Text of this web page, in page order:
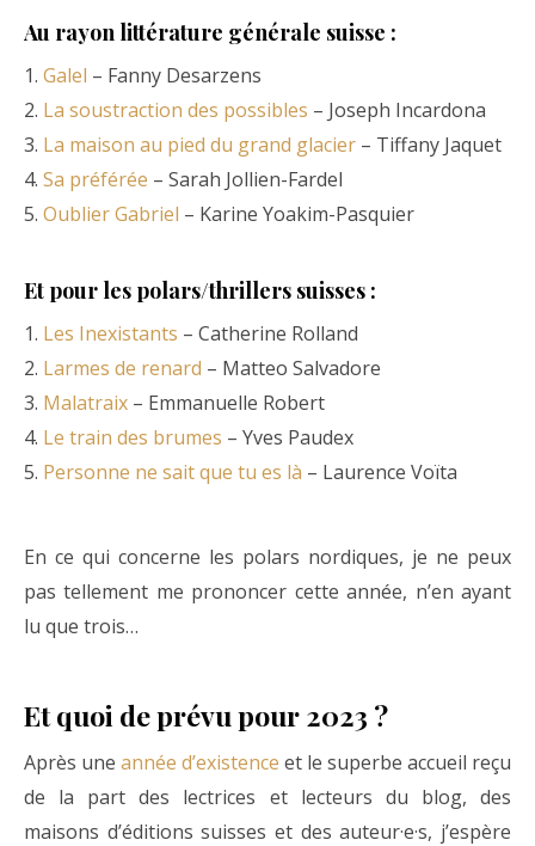
Au rayon littérature générale suisse :
1. Galel – Fanny Desarzens
2. La soustraction des possibles – Joseph Incardona
3. La maison au pied du grand glacier – Tiffany Jaquet
4. Sa préférée – Sarah Jollien-Fardel
5. Oublier Gabriel – Karine Yoakim-Pasquier
Et pour les polars/thrillers suisses :
1. Les Inexistants – Catherine Rolland
2. Larmes de renard – Matteo Salvadore
3. Malatraix – Emmanuelle Robert
4. Le train des brumes – Yves Paudex
5. Personne ne sait que tu es là – Laurence Voïta
En ce qui concerne les polars nordiques, je ne peux
pas tellement me prononcer cette année, n’en ayant
lu que trois…
Et quoi de prévu pour 2023 ?
Après une année d’existence et le superbe accueil reçu
de la part des lectrices et lecteurs du blog, des
maisons d’éditions suisses et des auteur·e·s, j’espère